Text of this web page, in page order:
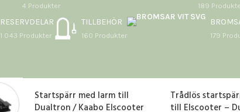
4 Produkter 189
RESERVDELAR
1 043 Produkter
TILLBEHÖR
160 Produkter 179
Startspärr med larm till
Dualtron / Kaabo Elscooter
Trådlös
till Elscooter –